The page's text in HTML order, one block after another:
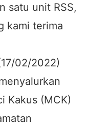
satu unit RSS,
kami terima
02/2022)
Kakus (MCK)